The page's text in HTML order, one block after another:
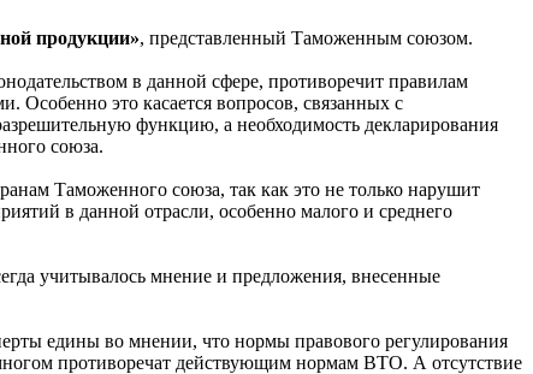
продукции», представленный Таможенным союзом.
в данной сфере, противоречит правилам
Особенно это касается вопросов, связанных с
функцию, а необходимость декларирования
союза.
Таможенного союза, так как это не только нарушит
в данной отрасли, особенно малого и среднего
учитывалось мнение и предложения, внесенные
едины во мнении, что нормы правового регулирования
противоречат действующим нормам ВТО. А отсутствие